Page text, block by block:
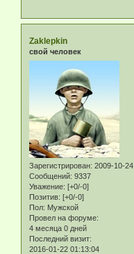
Zaklepkin
свой человек
Зарегистрирован: 2009-10-24
Сообщений: 9337
Уважение: [+0/-0]
Позитив: [+0/-0]
Пол: Мужской
Провел на форуме:
4 месяца 0 дней
Последний визит:
2016-01-22 01:13:04